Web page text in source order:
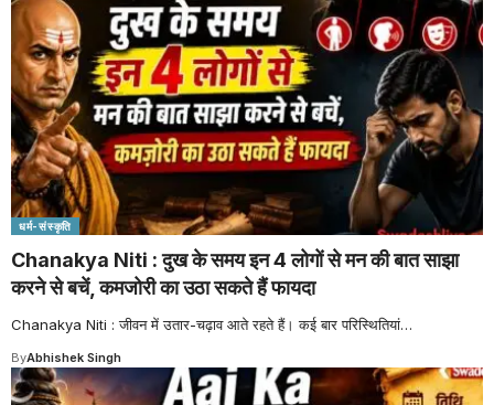
धर्म-संस्कृति
Chanakya Niti : दुख के समय इन 4 लोगों से मन की बात साझा
करने से बचें, कमजोरी का उठा सकते हैं फायदा
Chanakya Niti : जीवन में उतार-चढ़ाव आते रहते हैं। कई बार परिस्थितियां…
ByAbhishek Singh